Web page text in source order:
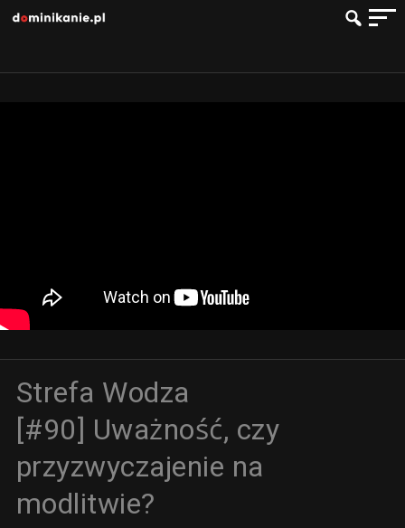
Strefa Wodza
[#90] Uważność, czy
przyzwyczajenie na
modlitwie?